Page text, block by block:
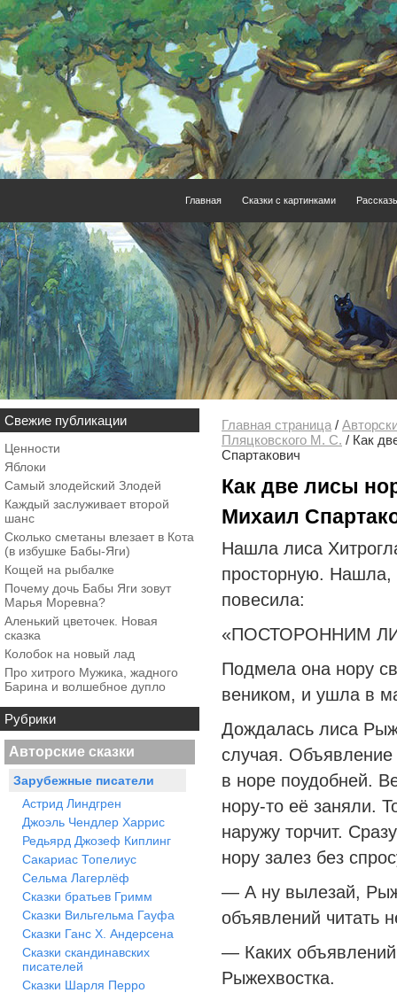
Главная Сказки с картинками
Свежие публикации
Ценности
Яблоки
Самый злодейский Злодей
Каждый заслуживает второй
шанс
Сколько сметаны влезает в Кота
(в избушке Бабы-Яги)
Кощей на рыбалке
Почему дочь Бабы Яги зовут
Марья Моревна?
Аленький цветочек. Новая
сказка
Колобок на новый лад
Про хитрого Мужика, жадного
Барина и волшебное дупло
Рубрики
Авторские сказки
Зарубежные писатели
Астрид Линдгрен
Джоэль Чендлер Харрис
Редьярд Джозеф Киплинг
Сакариас Топелиус
Сельма Лагерлёф
Сказки братьев Гримм
Сказки Вильгельма Гауфа
Сказки Ганс Х. Андерсена
Сказки скандинавских
писателей
Сказки Шарля Перро
Главная страница /
Пляцковского М. С. / Как
Спартакович
Как две лисы
Михаил
Нашла лиса
просторную. Нашла,
повесила:
«ПОСТОРОННИМ
Подмела она нору
веником, и ушла в
Дождалась лиса
случая. Объявление
в норе поудобней.
нору-то её заняли.
наружу торчит.
нору залез без
— А ну вылезай,
объявлений читать
— Каких
Рыжехвостка.